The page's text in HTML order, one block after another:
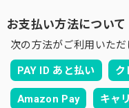
お支払い方法について
次の方法がご利用いただ
PAY ID あと払い ク
Amazon Pay キャ